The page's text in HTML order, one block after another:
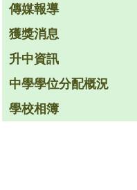
傳媒報導
獲獎消息
升中資訊
中學學位分配概況
學校相簿